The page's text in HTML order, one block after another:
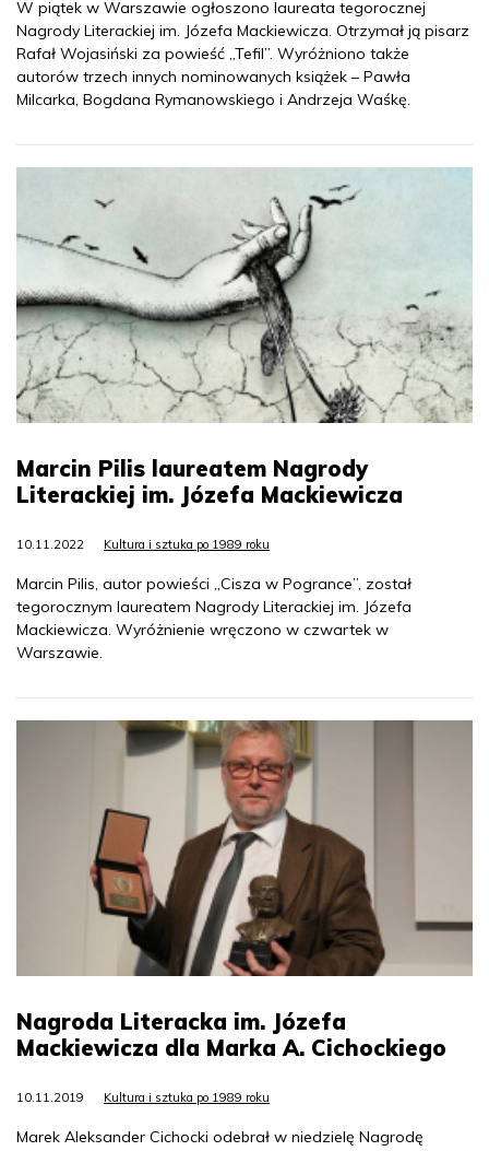
W piątek w Warszawie ogłoszono laureata tegorocznej
Nagrody Literackiej im. Józefa Mackiewicza. Otrzymał ją pisarz
Rafał Wojasiński za powieść „Tefil”. Wyróżniono także
autorów trzech innych nominowanych książek – Pawła
Milcarka, Bogdana Rymanowskiego i Andrzeja Waśkę.
Marcin Pilis laureatem Nagrody
Literackiej im. Józefa Mackiewicza
10.11.2022 Kultura i sztuka po 1989 roku
Marcin Pilis, autor powieści „Cisza w Pogrance”, został
tegorocznym laureatem Nagrody Literackiej im. Józefa
Mackiewicza. Wyróżnienie wręczono w czwartek w
Warszawie.
Nagroda Literacka im. Józefa
Mackiewicza dla Marka A. Cichockiego
10.11.2019 Kultura i sztuka po 1989 roku
Marek Aleksander Cichocki odebrał w niedzielę Nagrodę